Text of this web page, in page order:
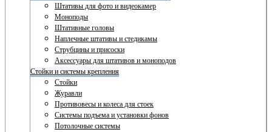
Штативы для фото и видеокамер
Моноподы
Штативные головы
Наплечные штативы и стедикамы
Струбцины и присоски
Аксессуары для штативов и моноподов
Стойки и системы крепления
Стойки
Журавли
Противовесы и колеса для стоек
Системы подъема и установки фонов
Потолочные системы